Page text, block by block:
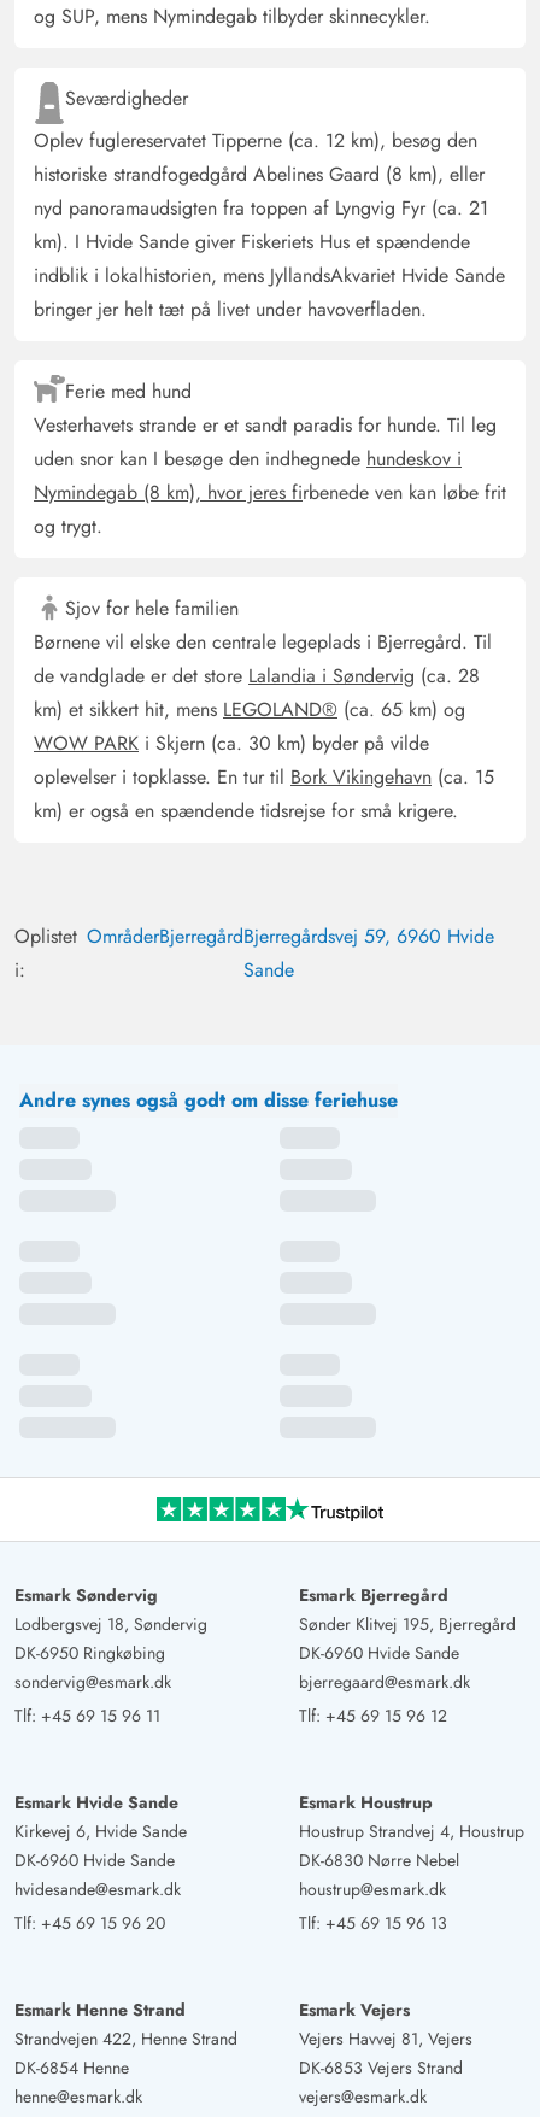
komfortable.
Gast
Deutschland
AI Oversat
Feriehuset er godt nok ved at være noget gammelt, men
det tilbyder alt, hvad man som feriegæst forventer.
Christian Bielchen
AI Oversat
5 ud af 5
5 out of 511/08/2024
Rummeligt og hyggeligt hus der ikke lader nogen ønsker
være uopfyldt.
og SUP, mens Nymindegab tilbyder skinnecykler.
Seværdigheder
Oplev fuglereservatet Tipperne (ca. 12 km), besøg den
historiske strandfogedgård Abelines Gaard (8 km), eller
nyd panoramaudsigten fra toppen af Lyngvig Fyr (ca. 21
km). I Hvide Sande giver Fiskeriets Hus et spændende
indblik i lokalhistorien, mens JyllandsAkvariet Hvide Sande
bringer jer helt tæt på livet under havoverfladen.
Ferie med hund
Vesterhavets strande er et sandt paradis for hunde. Til leg
uden snor kan I besøge den indhegnede hundeskov i
Nymindegab (8 km), hvor jeres firbenede ven kan løbe frit
og trygt.
Sjov for hele familien
Børnene vil elske den centrale legeplads i Bjerregård. Til
de vandglade er det store Lalandia i Søndervig (ca. 28
km) et sikkert hit, mens LEGOLAND® (ca. 65 km) og
WOW PARK i Skjern (ca. 30 km) byder på vilde
oplevelser i topklasse. En tur til Bork Vikingehavn (ca. 15
km) er også en spændende tidsrejse for små krigere.
Oplistet
i:
OmråderBjerregårdBjerregårdsvej 59, 6960 Hvide
Sande
Andre synes også godt om disse feriehuse
Esmark Søndervig
Lodbergsvej 18, Søndervig
DK-6950 Ringkøbing
sondervig@esmark.dk
Tlf: +45 69 15 96 11
Esmark Bjerregård
Sønder Klitvej 195, Bjerregård
DK-6960 Hvide Sande
bjerregaard@esmark.dk
Tlf: +45 69 15 96 12
Esmark Hvide Sande
Kirkevej 6, Hvide Sande
DK-6960 Hvide Sande
hvidesande@esmark.dk
Tlf: +45 69 15 96 20
Esmark Houstrup
Houstrup Strandvej 4, Houstrup
DK-6830 Nørre Nebel
houstrup@esmark.dk
Tlf: +45 69 15 96 13
Esmark Henne Strand
Strandvejen 422, Henne Strand
DK-6854 Henne
henne@esmark.dk
Esmark Vejers
Vejers Havvej 81, Vejers
DK-6853 Vejers Strand
vejers@esmark.dk